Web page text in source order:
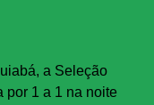
a Seleção
por 1 a 1 na noite